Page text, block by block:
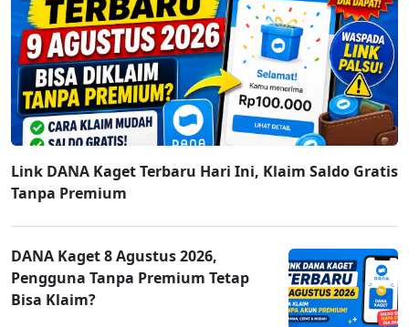
Link DANA Kaget Terbaru Hari Ini, Klaim Saldo Gratis
Tanpa Premium
DANA Kaget 8 Agustus 2026,
Pengguna Tanpa Premium Tetap
Bisa Klaim?